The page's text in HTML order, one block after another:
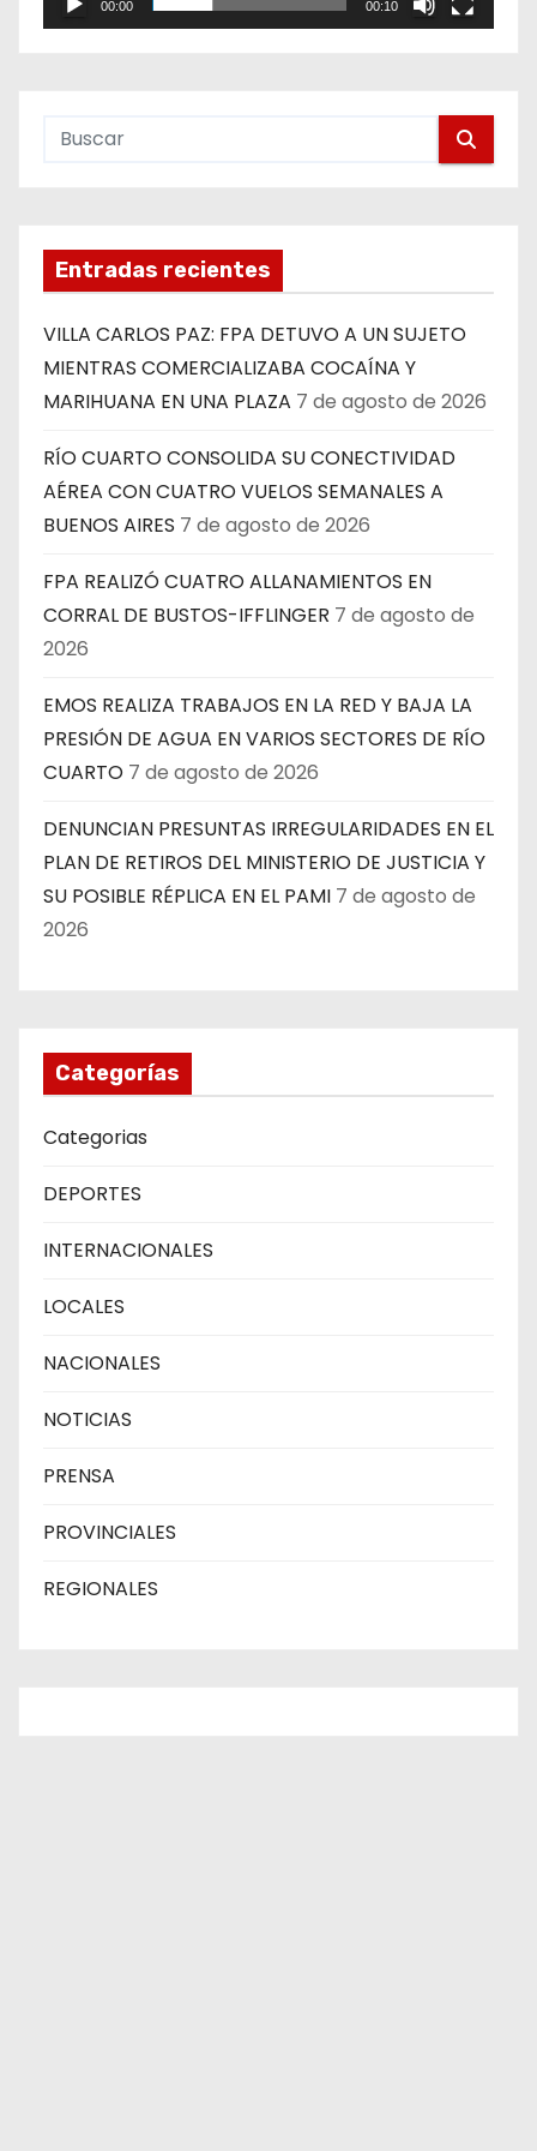
00:00 00:10
Entradas recientes
VILLA CARLOS PAZ: FPA DETUVO A UN SUJETO
MIENTRAS COMERCIALIZABA COCAÍNA Y
MARIHUANA EN UNA PLAZA 7 de agosto de 2026
RÍO CUARTO CONSOLIDA SU CONECTIVIDAD
AÉREA CON CUATRO VUELOS SEMANALES A
BUENOS AIRES 7 de agosto de 2026
FPA REALIZÓ CUATRO ALLANAMIENTOS EN
CORRAL DE BUSTOS-IFFLINGER 7 de agosto de
2026
EMOS REALIZA TRABAJOS EN LA RED Y BAJA LA
PRESIÓN DE AGUA EN VARIOS SECTORES DE RÍO
CUARTO 7 de agosto de 2026
DENUNCIAN PRESUNTAS IRREGULARIDADES EN EL
PLAN DE RETIROS DEL MINISTERIO DE JUSTICIA Y
SU POSIBLE RÉPLICA EN EL PAMI 7 de agosto de
2026
Categorías
Categorias
DEPORTES
INTERNACIONALES
LOCALES
NACIONALES
NOTICIAS
PRENSA
PROVINCIALES
REGIONALES